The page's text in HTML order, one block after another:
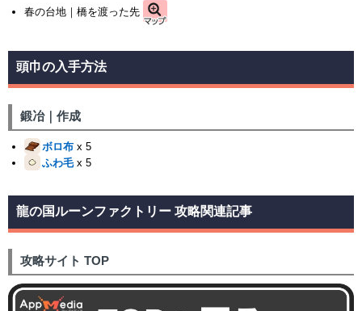
春の台地｜橋を渡った先
頭巾の入手方法
鍛冶｜作成
ボロ布 x 5
ふわ毛x 5
龍の国ルーンファクトリー 攻略関連記事
攻略サイト TOP